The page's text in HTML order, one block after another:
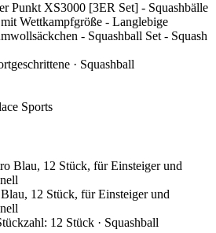
Punkt XS3000 [3ER Set] - Squashbälle
Wettkampfgröße - Langlebige
- Squashball Set - Squash
· Squashball
12 Stück, für Einsteiger und
12 Stück · Squashball